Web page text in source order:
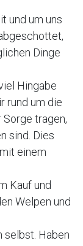
und um uns
Dinge
Hingabe
rund um die
Sorge tragen,
sind. Dies
einem
Kauf und
Welpen und
selbst. Haben